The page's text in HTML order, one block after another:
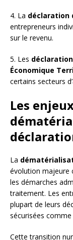
4. La déclaration
entrepreneurs
sur le revenu.
5. Les
Économique
certains secteurs
Les
La
évolution majeure
les démarches
traitement. Les
plupart de leurs
sécurisées comme
Cette transition